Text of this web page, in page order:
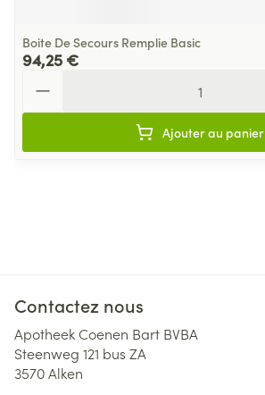
Boite De Secours Remplie Basic
94,25 €
Ajouter au panier
Contactez nous
Apotheek Coenen Bart BVBA
Steenweg 121 bus ZA
3570Alken